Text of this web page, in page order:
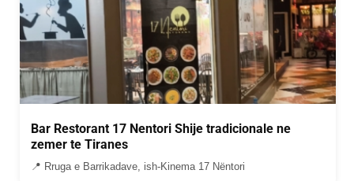
Bar Restorant 17 Nentori Shije tradicionale ne
zemer te Tiranes
📍 Rruga e Barrikadave, ish-Kinema 17 Nëntori